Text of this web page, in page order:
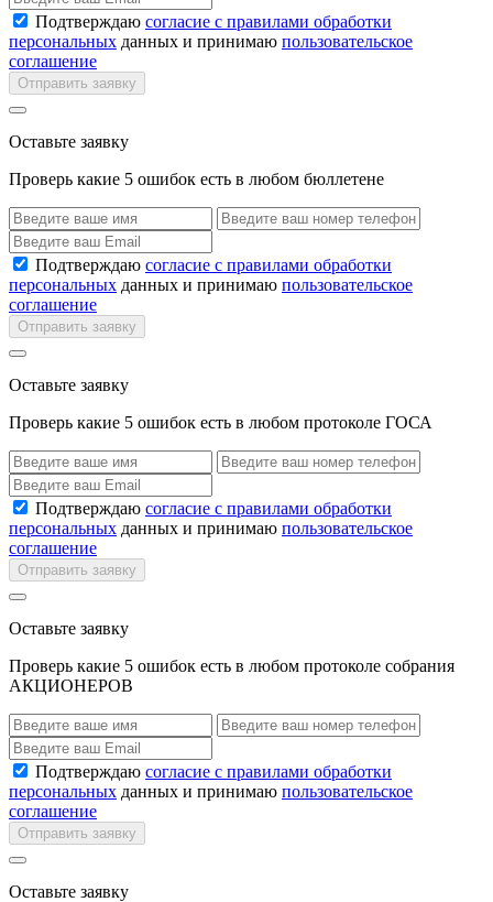
Подтверждаю согласие с правилами обработки
персональных данных и принимаю пользовательское
соглашение
Отправить заявку
Оставьте заявку
Проверь какие 5 ошибок есть в любом бюллетене
Подтверждаю согласие с правилами обработки
персональных данных и принимаю пользовательское
соглашение
Отправить заявку
Оставьте заявку
Проверь какие 5 ошибок есть в любом протоколе ГОСА
Подтверждаю согласие с правилами обработки
персональных данных и принимаю пользовательское
соглашение
Отправить заявку
Оставьте заявку
Проверь какие 5 ошибок есть в любом протоколе собрания
АКЦИОНЕРОВ
Подтверждаю согласие с правилами обработки
персональных данных и принимаю пользовательское
соглашение
Отправить заявку
Оставьте заявку